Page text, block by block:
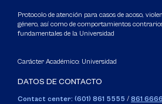
Protocolo de atención para casos de acoso,
género, así como de comportamientos
fundamentales de la Universidad
Carácter Académico: Universidad
DATOS DE CONTACTO
Contact center: (601) 861 5555 / 861 6666